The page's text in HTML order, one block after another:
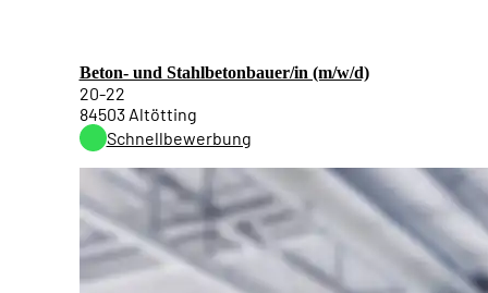
Beton- und Stahlbetonbauer/in (m/w/d)
20-22
84503 Altötting
Schnellbewerbung